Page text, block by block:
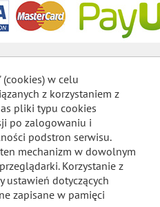
(cookies) w celu
z korzystaniem z
pliki typu cookies
po zalogowaniu i
podstron serwisu.
mechanizm w dowolnym
Korzystanie z
ustawień dotyczących
zapisane w pamięci